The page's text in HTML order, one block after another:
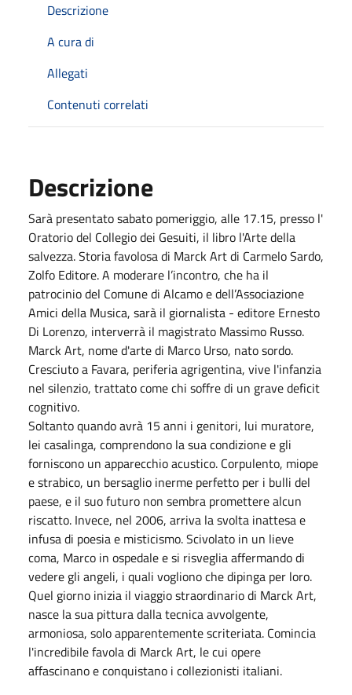
Descrizione
A cura di
Allegati
Contenuti correlati
Descrizione
Sarà presentato sabato pomeriggio, alle 17.15, presso l'
Oratorio del Collegio dei Gesuiti, il libro l'Arte della
salvezza. Storia favolosa di Marck Art di Carmelo Sardo,
Zolfo Editore. A moderare l’incontro, che ha il
patrocinio del Comune di Alcamo e dell’Associazione
Amici della Musica, sarà il giornalista - editore Ernesto
Di Lorenzo, interverrà il magistrato Massimo Russo.
Marck Art, nome d'arte di Marco Urso, nato sordo.
Cresciuto a Favara, periferia agrigentina, vive l'infanzia
nel silenzio, trattato come chi soffre di un grave deficit
cognitivo.
Soltanto quando avrà 15 anni i genitori, lui muratore,
lei casalinga, comprendono la sua condizione e gli
forniscono un apparecchio acustico. Corpulento, miope
e strabico, un bersaglio inerme perfetto per i bulli del
paese, e il suo futuro non sembra promettere alcun
riscatto. Invece, nel 2006, arriva la svolta inattesa e
infusa di poesia e misticismo. Scivolato in un lieve
coma, Marco in ospedale e si risveglia affermando di
vedere gli angeli, i quali vogliono che dipinga per loro.
Quel giorno inizia il viaggio straordinario di Marck Art,
nasce la sua pittura dalla tecnica avvolgente,
armoniosa, solo apparentemente scriteriata. Comincia
l'incredibile favola di Marck Art, le cui opere
affascinano e conquistano i collezionisti italiani.